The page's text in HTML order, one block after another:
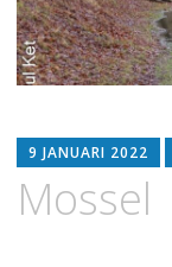
9 JANUARI 2022
Mossel